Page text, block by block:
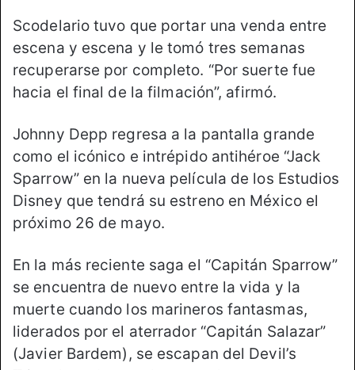
Scodelario tuvo que portar una venda entre
escena y escena y le tomó tres semanas
recuperarse por completo. “Por suerte fue
hacia el final de la filmación”, afirmó.
Johnny Depp regresa a la pantalla grande
como el icónico e intrépido antihéroe “Jack
Sparrow” en la nueva película de los Estudios
Disney que tendrá su estreno en México el
próximo 26 de mayo.
En la más reciente saga el “Capitán Sparrow”
se encuentra de nuevo entre la vida y la
muerte cuando los marineros fantasmas,
liderados por el aterrador “Capitán Salazar”
(Javier Bardem), se escapan del Devil’s